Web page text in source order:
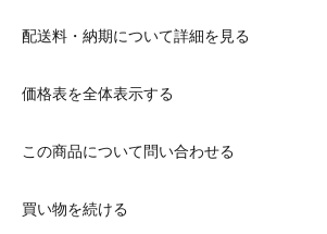
配送料・納期について詳細を見る
価格表を全体表示する
この商品について問い合わせる
買い物を続ける